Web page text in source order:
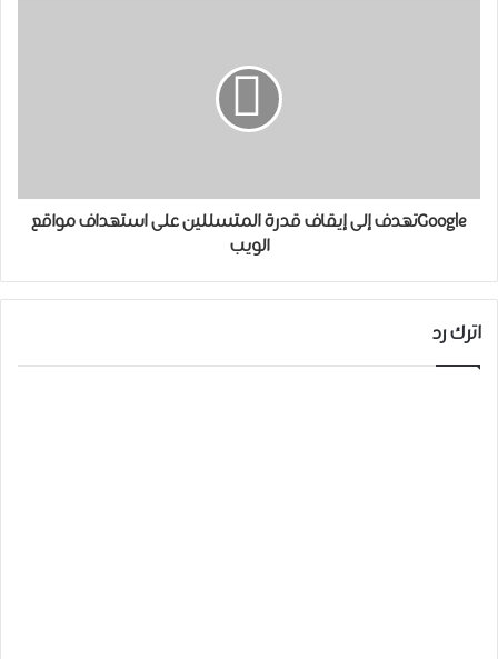
Googleتهدف إلى إيقاف قدرة المتسللين على استهداف مواقع
الويب
اترك رد